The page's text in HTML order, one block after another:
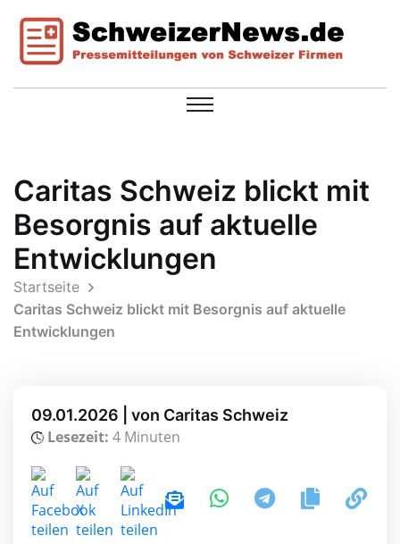
Caritas Schweiz blickt mit
Besorgnis auf aktuelle
Entwicklungen
Startseite
Caritas Schweiz blickt mit Besorgnis auf aktuelle
Entwicklungen
09.01.2026 | von Caritas Schweiz
Lesezeit: 4 Minuten